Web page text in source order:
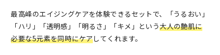
最高峰のエイジングケアを体験できるセットで、「うるおい」
「ハリ」「透明感」「明るさ」「キメ」という大人の艶肌に
必要な5元素を同時にケアしてくれます。